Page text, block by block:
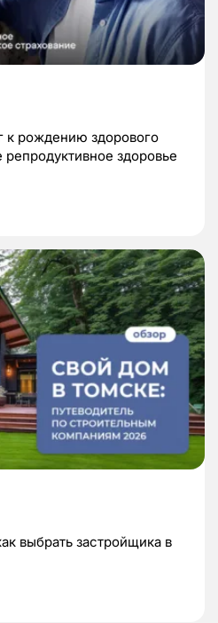
к рождению здорового
здоровье
выбрать застройщика в